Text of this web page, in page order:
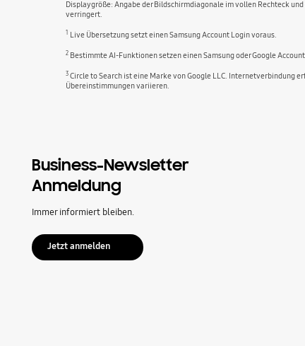
Displaygröße: Angabe der Bildschirmdiagonale im vollen Rechteck
verringert.
1 Live Übersetzung setzt einen Samsung Account Login voraus.
2 Bestimmte AI-Funktionen setzen einen Samsung oder Google
3 Circle to Search ist eine Marke von Google LLC. Internetverbindung
Übereinstimmungen variieren.
Business-Newsletter
Anmeldung
Immer informiert bleiben.
Jetzt anmelden